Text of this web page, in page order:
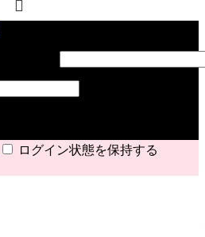
ログイン状態を保持する